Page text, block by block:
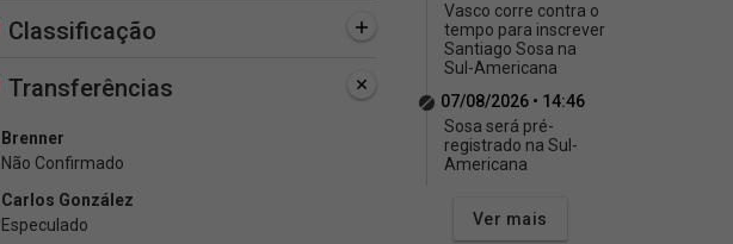
Classificação
Transferências
Brenner
Não Confirmado
Carlos González
Especulado
Vasco corre contra o
tempo para inscrever
Santiago Sosa na
Sul-Americana
07/08/2026 • 14:46
Sosa será pré-
registrado na Sul-
Americana
Ver mais